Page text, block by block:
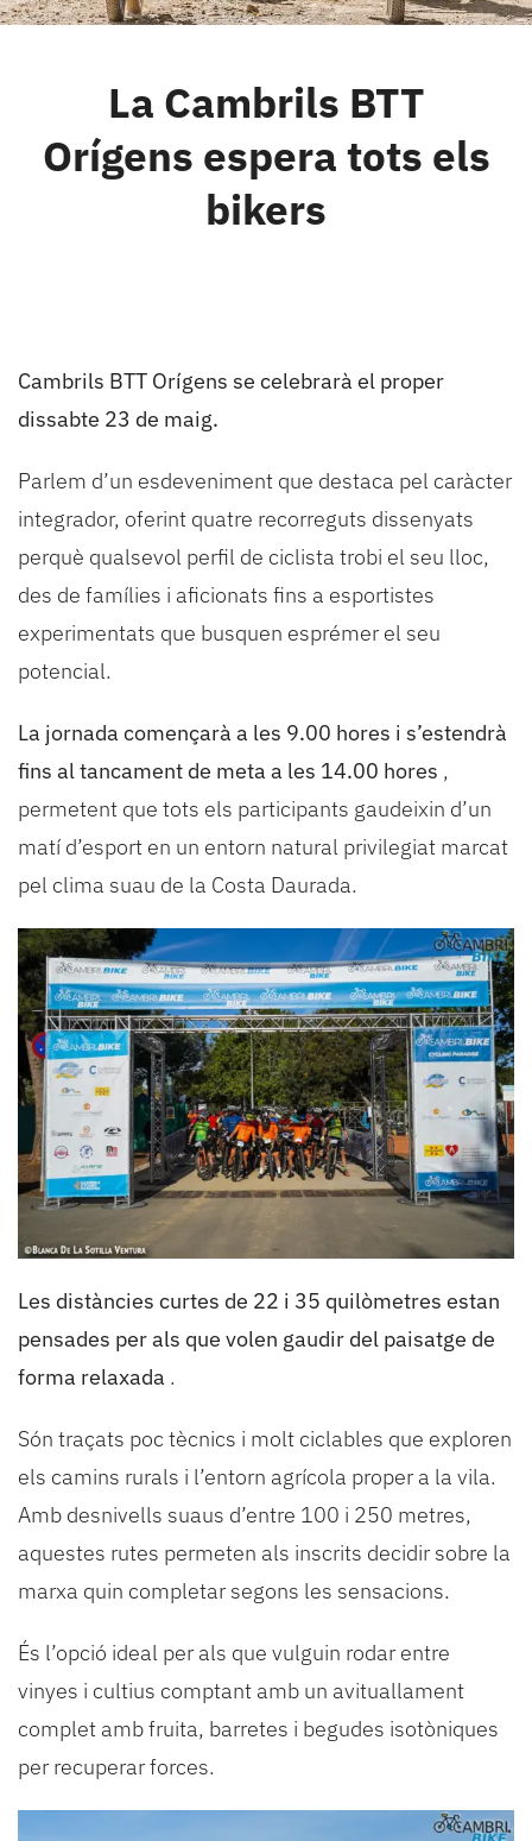
Cambrils
Grups
La Cambrils BTT
Orígens espera tots els
bikers
Cambrils BTT Orígens se celebrarà el proper
dissabte 23 de maig.
Parlem d’un esdeveniment que destaca pel caràcter
integrador, oferint quatre recorreguts dissenyats
perquè qualsevol perfil de ciclista trobi el seu lloc,
des de famílies i aficionats fins a esportistes
experimentats que busquen esprémer el seu
potencial.
La jornada començarà a les 9.00 hores i s’estendrà
fins al tancament de meta a les 14.00 hores ,
permetent que tots els participants gaudeixin d’un
matí d’esport en un entorn natural privilegiat marcat
pel clima suau de la Costa Daurada.
Les distàncies curtes de 22 i 35 quilòmetres estan
pensades per als que volen gaudir del paisatge de
forma relaxada .
Són traçats poc tècnics i molt ciclables que exploren
els camins rurals i l’entorn agrícola proper a la vila.
Amb desnivells suaus d’entre 100 i 250 metres,
aquestes rutes permeten als inscrits decidir sobre la
marxa quin completar segons les sensacions.
És l’opció ideal per als que vulguin rodar entre
vinyes i cultius comptant amb un avituallament
complet amb fruita, barretes i begudes isotòniques
per recuperar forces.